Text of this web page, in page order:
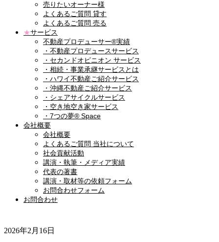
売りたいオーナー様
よくあるご質問 貸す
よくあるご質問 売る
★サービス
不動産プロデューサー®実績
・不動産プロデュースサービス
・セカンドオピニオン サービス
・相続・事業承継サービスとは
・ハワイ不動産ご紹介サービス
・沖縄不動産ご紹介サービス
・シェアサイクルサービス
・空き地空き家サービス
・7つの夢® Space
会社概要
会社概要
よくあるご質問 当社について
社会貢献活動
講演・執筆・メディア実績
代表の著書
講演・取材等の依頼フォーム
お問合わせフォーム
お問合わせ
2026年2月16日